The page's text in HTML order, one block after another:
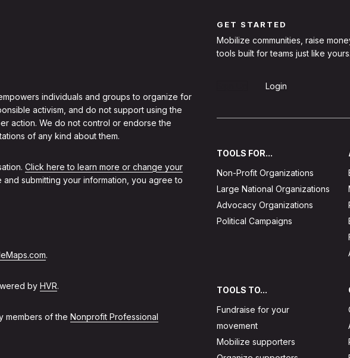
individuals and groups to organize for
activism, and do not support using the
action. We do not control or endorse the
of any kind about them.
Click here to learn more or change your
and submitting your information, you agree to
.
by HVR.
members of the Nonprofit Professional
GET STARTED
Mobilize communities, raise
tools built for teams just like yours.
Login
TOOLS FOR...
Non-Profit Organizations
Large National Organizations
Advocacy Organizations
Political Campaigns
TOOLS TO...
Fundraise for your
movement
Mobilize supporters